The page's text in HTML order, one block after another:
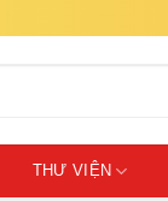
THƯ VIỆN